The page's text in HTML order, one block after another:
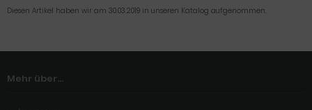
Diesen Artikel haben wir am 30.03.2019 in unseren Katalog aufgenommen.
Mehr über...